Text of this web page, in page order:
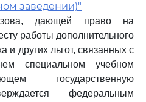
заведении)"
дающей право на
работы дополнительного
и других льгот, связанных с
специальном учебном
государственную
федеральным